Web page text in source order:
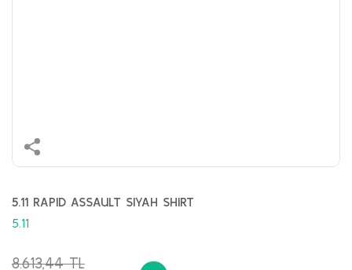
5.11 RAPID ASSAULT SIYAH SHIRT
5.11
8.613,44 TL